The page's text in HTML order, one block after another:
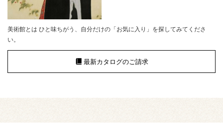
美術館とは ひと味ちがう、自分だけの「お気に入り」を探してみてくださ
い。
最新カタログのご請求